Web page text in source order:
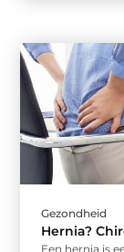
Gezondheid
Hernia?
Een hernia is